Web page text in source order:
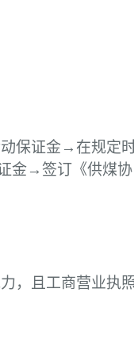
保证金→在规定
金→签订《供煤协
，且工商营业执